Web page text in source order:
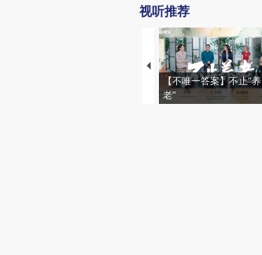
视听推荐
【不唯一答案】不止“养
老”